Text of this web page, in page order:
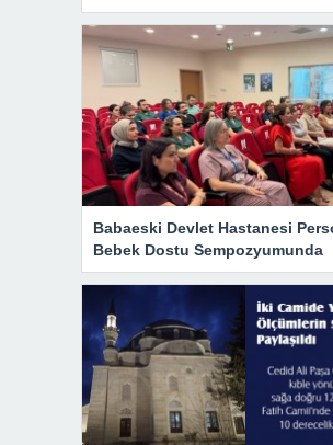
Babaeski Devlet Hastanesi
Bebek Dostu Sempozyumunda